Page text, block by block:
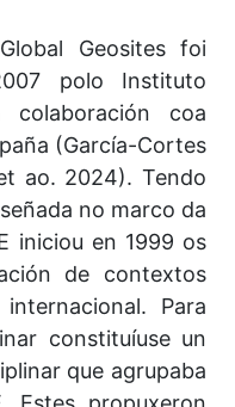
Geosites foi
polo Instituto
coa
(García-Cortes
ao. 2024). Tendo
no marco da
iniciou en 1999 os
de contextos
Para
constituíuse un
que agrupaba